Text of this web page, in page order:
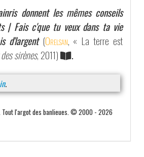
donnent les mêmes conseils
| Fais c'que tu veux dans ta vie
d'largent (Orelsan, « La terre est
sirènes, 2011)
.
.
. Tout l'argot des banlieues. © 2000 - 2026